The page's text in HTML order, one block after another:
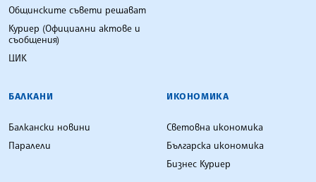
Общинските съвети решават
Куриер (Официални актове и
съобщения)
ЦИК
БАЛКАНИ
Балкански новини
Паралели
ИКОНОМИКА
Световна икономика
Българска икономика
Бизнес Куриер